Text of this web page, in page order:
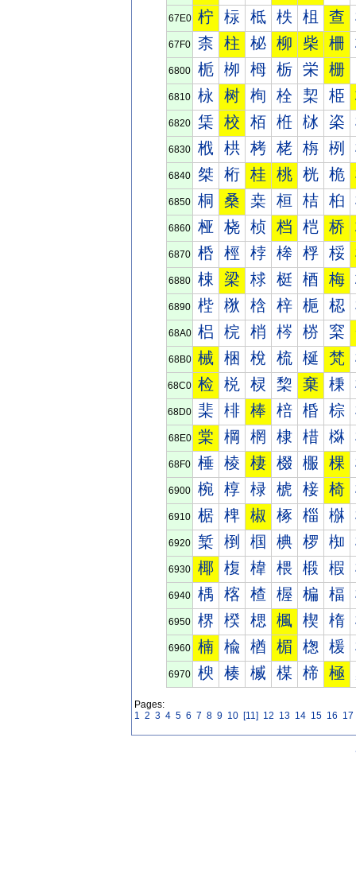
67E0 柠 柡 柢 柣 柤 查
67F0 柰 柱 柲 柳 柴 柵
6800 栀 栁 栂 栃 栄 栅
6810 栐 树 栒 栓 栔 栕
6820 栠 校 栢 栣 栤 栥
6830 栰 栱 栲 栳 栴 栵
6840 桀 桁 桂 桃 桄 桅
6850 桐 桑 桒 桓 桔 桕
6860 桠 桡 桢 档 桤 桥
6870 桰 桱 桲 桳 桴 桵
6880 梀 梁 梂 梃 梄 梅
6890 梐 梑 梒 梓 梔 梕
68A0 梠 梡 梢 梣 梤 梥
68B0 械 梱 梲 梳 梴 梵
68C0 检 棁 棂 棃 棄 棅
68D0 棐 棑 棒 棓 棔 棕
68E0 棠 棡 棢 棣 棤 棥
68F0 棰 棱 棲 棳 棴 棵
6900 椀 椁 椂 椃 椄 椅
6910 椐 椑 椒 椓 椔 椕
6920 椠 椡 椢 椣 椤 椥
6930 椰 椱 椲 椳 椴 椵
6940 楀 楁 楂 楃 楄 楅
6950 楐 楑 楒 楓 楔 楕
6960 楠 楡 楢 楣 楤 楥
6970 楰 楱 楲 楳 楴 極
Pages:
1 2 3 4 5 6 7 8 9 10 [11] 12 13 14 15 16 17